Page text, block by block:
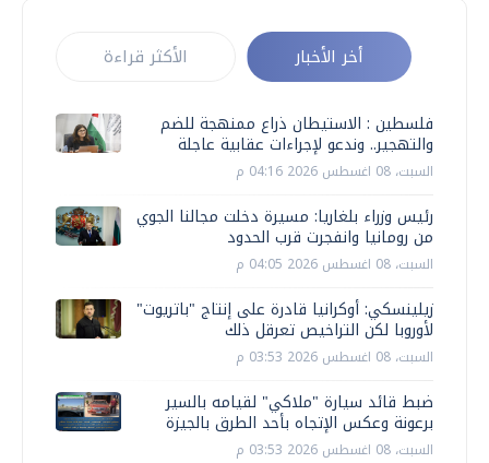
أخر الأخبار الأكثر قراءة
فلسطين : الاستيطان ذراع ممنهجة للضم
والتهجير.. وندعو لإجراءات عقابية عاجلة
السبت، 08 اغسطس 2026 04:16 م
رئيس وزراء بلغاريا: مسيرة دخلت مجالنا الجوي
من رومانيا وانفجرت قرب الحدود
السبت، 08 اغسطس 2026 04:05 م
زيلينسكي: أوكرانيا قادرة على إنتاج "باتريوت"
لأوروبا لكن التراخيص تعرقل ذلك
السبت، 08 اغسطس 2026 03:53 م
ضبط قائد سيارة "ملاكي" لقيامه بالسير
برعونة وعكس الإتجاه بأحد الطرق بالجيزة
السبت، 08 اغسطس 2026 03:53 م